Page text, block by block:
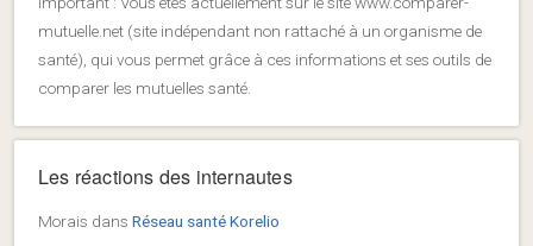
mutuelle.net (site indépendant non rattaché à un organisme de
santé), qui vous permet grâce à ces informations et ses outils de
comparer les mutuelles santé.
Les réactions des internautes
Morais dans Réseau santé Korelio